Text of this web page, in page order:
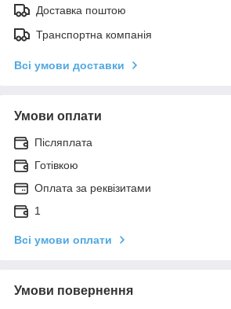
Доставка поштою
Транспортна компанія
Всі умови доставки
Умови оплати
Післяплата
Готівкою
Оплата за реквізитами
1
Всі умови оплати
Умови повернення